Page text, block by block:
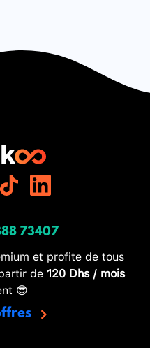
73407
et profite de tous
de 120 Dhs / mois
😎